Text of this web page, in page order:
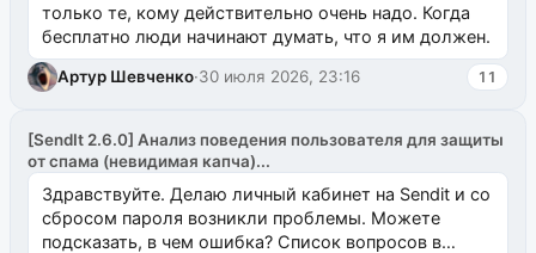
только те, кому действительно очень надо. Когда
бесплатно люди начинают думать, что я им должен.
Артур Шевченко·30 июля 2026, 23:16 11
[SendIt 2.6.0] Анализ поведения пользователя для защиты
от спама (невидимая капча)...
Здравствуйте. Делаю личный кабинет на Sendit и со
сбросом пароля возникли проблемы. Можете
подсказать, в чем ошибка? Список вопросов в